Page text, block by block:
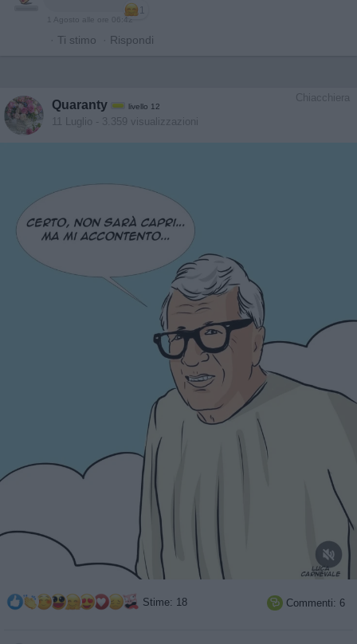
1
1 Agosto alle ore 06:42
· Ti stimo · Rispondi
Chiacchiera
Quaranty livello 12
11 Luglio - 3.359 visualizzazioni
Stime: 18  Commenti: 6